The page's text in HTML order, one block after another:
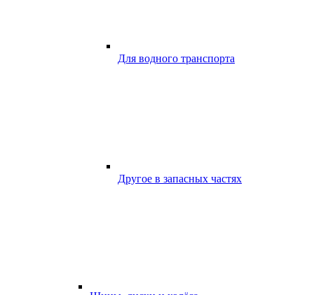
Для водного транспорта
Другое в запасных частях